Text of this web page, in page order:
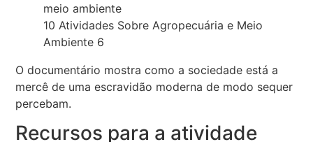
10 Atividades Sobre Agropecuária e Meio
Ambiente 6
O documentário mostra como a sociedade está a
mercê de uma escravidão moderna de modo sequer
percebam.
Recursos para a atividade